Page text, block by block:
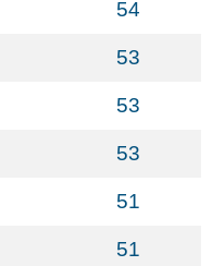
54
53
53
53
51
51